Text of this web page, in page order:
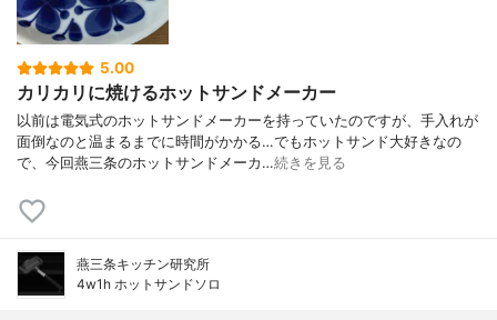
5.00
カリカリに焼けるホットサンドメーカー
以前は電気式のホットサンドメーカーを持っていたのですが、手入れが
面倒なのと温まるまでに時間がかかる…でもホットサンド大好きなの
で、今回燕三条のホットサンドメーカ…続きを見る
燕三条キッチン研究所
4w1h ホットサンドソロ